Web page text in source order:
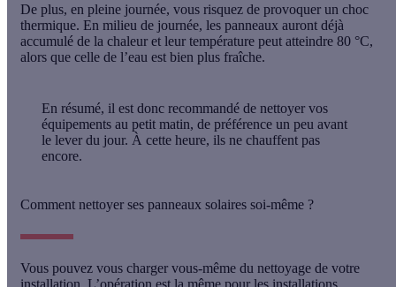
De plus, en pleine journée, vous risquez de provoquer un choc
thermique. En milieu de journée, les panneaux auront déjà
accumulé de la chaleur et leur température peut atteindre 80 °C,
alors que celle de l’eau est bien plus fraîche.
En résumé, il est donc recommandé de nettoyer vos
équipements au petit matin, de préférence un peu avant
le lever du jour. À cette heure, ils ne chauffent pas
encore.
Comment nettoyer ses panneaux solaires soi-même ?
Vous pouvez vous charger vous-même du nettoyage de votre
installation. L’opération est la même pour les installations